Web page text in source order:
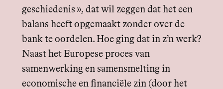
geschiedenis », dat wil zeggen dat het een
balans heeft opgemaakt zonder over de
bank te oordelen. Hoe ging dat in z’n werk?
Naast het Europese proces van
samenwerking en samensmelting in
economische en financiële zin (door het